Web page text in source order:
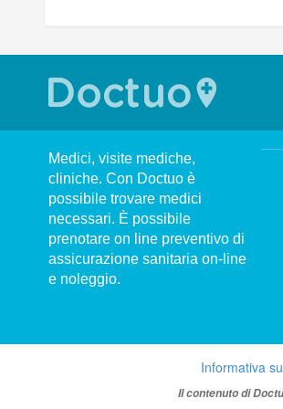
Medici, visite mediche,
cliniche. Con Doctuo è
possibile trovare medici
necessari. È possibile
prenotare on line preventivo di
assicurazione sanitaria on-line
e noleggio.
Informativa
Il contenuto di